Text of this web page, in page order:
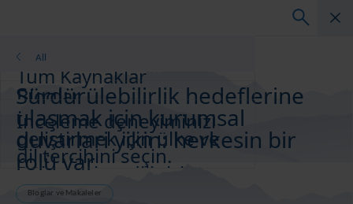
Tüm Kaynaklar
Bloglar
Müşteri Başarı Hikayeleri
Çözüm Kılavuzları
Vebinarlar
Whitepaper
All
İnceleme deneyiminizi
geliştirmek için ülke ve
dil tercihini seçin.
Bölgenizi ve dilinizi
değiştirin
Bloglar
Sürdürülebilirlik hedeflerine
ulaşmak için kurumsal
duvarlari yikin: herkesin bir
rolü var
Bloglar ve Makaleler